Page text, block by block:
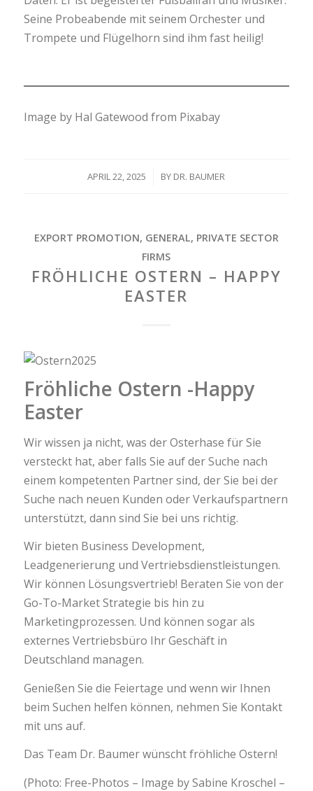
Seine Probeabende mit seinem Orchester und
Trompete und Flügelhorn sind ihm fast heilig!
Image by Hal Gatewood from Pixabay
APRIL 22, 2025
/ BY DR. BAUMER
EXPORT PROMOTION, GENERAL, PRIVATE SECTOR
FIRMS
FRÖHLICHE OSTERN – HAPPY
EASTER
Fröhliche Ostern -Happy
Easter
Wir wissen ja nicht, was der Osterhase für Sie
versteckt hat, aber falls Sie auf der Suche nach
einem kompetenten Partner sind, der Sie bei der
Suche nach neuen Kunden oder Verkaufspartnern
unterstützt, dann sind Sie bei uns richtig.
Wir bieten Business Development,
Leadgenerierung und Vertriebsdienstleistungen.
Wir können Lösungsvertrieb! Beraten Sie von der
Go-To-Market Strategie bis hin zu
Marketingprozessen. Und können sogar als
externes Vertriebsbüro Ihr Geschäft in
Deutschland managen.
Genießen Sie die Feiertage und wenn wir Ihnen
beim Suchen helfen können, nehmen Sie Kontakt
mit uns auf.
Das Team Dr. Baumer wünscht fröhliche Ostern!
(Photo: Free-Photos – Image by Sabine Kroschel –